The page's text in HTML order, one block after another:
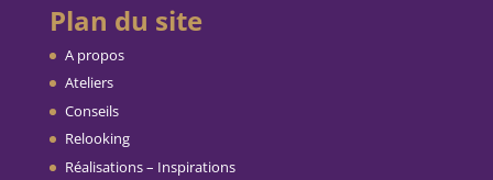
Plan du site
A propos
Ateliers
Conseils
Relooking
Réalisations – Inspirations